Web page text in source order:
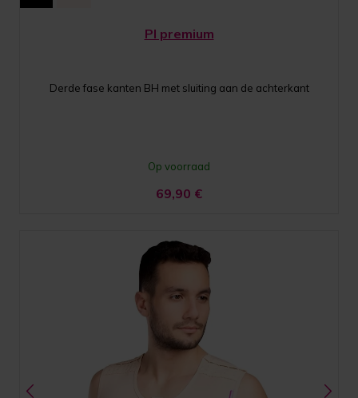
PI premium
Derde fase kanten BH met sluiting aan de achterkant
Op voorraad
69,90 €